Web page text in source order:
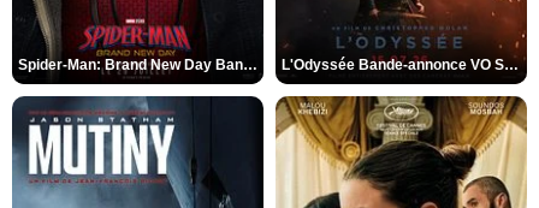
Spider-Man: Brand New Day Bande-annonce VO STFR L'Odyssée Bande-annonce VO STFR